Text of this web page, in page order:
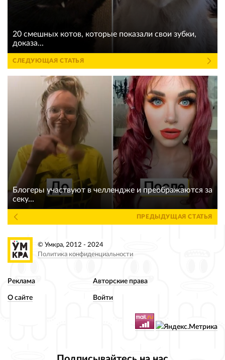
20 смешных котов, которые показали свои зубки,
доказа...
СЛЕДУЮЩАЯ СТАТЬЯ
Блогеры участвуют в челлендже и преображаются за
секу...
ПРЕДЫДУЩАЯ СТАТЬЯ
Реклама Авторские права
О сайте Войти
© Умкра, 2012 - 2024
Политика конфиденциальности